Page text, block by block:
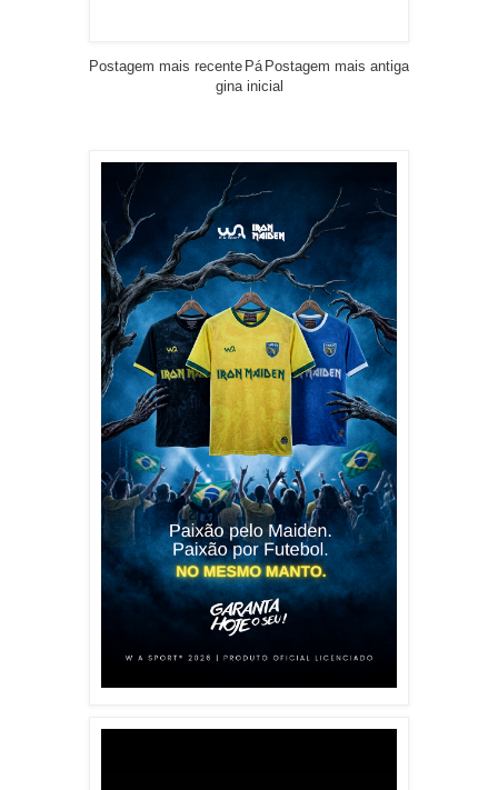
Postagem mais recente Postagem mais antiga
Pá
gina inicial